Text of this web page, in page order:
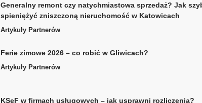
Generalny remont czy natychmiastowa sprzedaż? Jak
spieniężyć zniszczoną nieruchomość w Katowicach
Artykuły Partnerów
Ferie zimowe 2026 – co robić w Gliwicach?
Artykuły Partnerów
KSeF w firmach usługowych – jak usprawni rozliczenia?